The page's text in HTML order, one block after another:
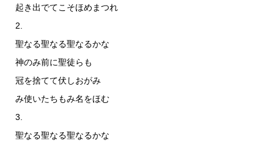
起き出でてこそほめまつれ
2.
聖なる聖なる聖なるかな
神のみ前に聖徒らも
冠を捨てて伏しおがみ
み使いたちもみ名をほむ
3.
聖なる聖なる聖なるかな